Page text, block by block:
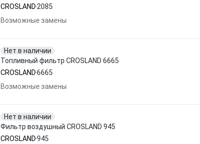
CROSLAND 2085
Возможные замены
Нет в наличии
Топливный фильтр CROSLAND 6665
CROSLAND6665
Возможные замены
Нет в наличии
Фильтр воздушный CROSLAND 945
CROSLAND945